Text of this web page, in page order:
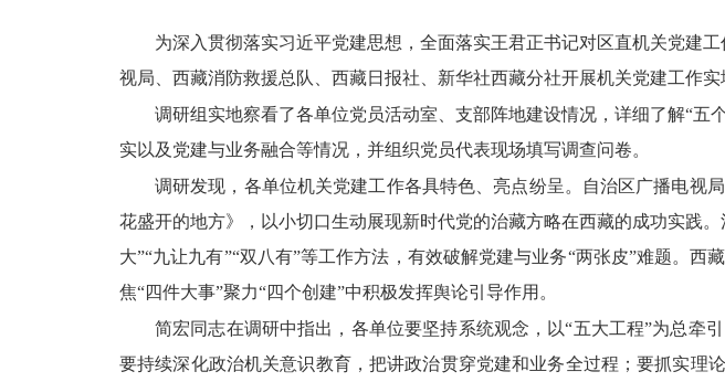
为深入贯彻落实习近平党建思想，全面落实王君正书记对区直机关党建
视局、西藏消防救援总队、西藏日报社、新华社西藏分社开展机关党建工作实
调研组实地察看了各单位党员活动室、支部阵地建设情况，详细了解“五
实以及党建与业务融合等情况，并组织党员代表现场填写调查问卷。
调研发现，各单位机关党建工作各具特色、亮点纷呈。自治区广播电视
花盛开的地方》，以小切口生动展现新时代党的治藏方略在西藏的成功实践
大”“九让九有”“双八有”等工作方法，有效破解党建与业务“两张皮”难题。西
焦“四件大事”聚力“四个创建”中积极发挥舆论引导作用。
简宏同志在调研中指出，各单位要坚持系统观念，以“五大工程”为总牵
要持续深化政治机关意识教育，把讲政治贯穿党建和业务全过程；要抓实理